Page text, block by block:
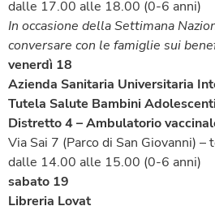
dalle 17.00 alle 18.00 (0-6 anni)
In occasione della Settimana
conversare con le famiglie sui
venerdì 18
Azienda Sanitaria Universitaria
Tutela Salute Bambini
Distretto 4 – Ambulatorio
Via Sai 7 (Parco di San Giovanni)
dalle 14.00 alle 15.00 (0-6 anni)
sabato 19
Libreria Lovat